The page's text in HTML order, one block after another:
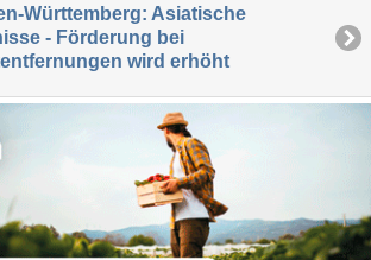
Württemberg: Asiatische
- Förderung bei
wird erhöht